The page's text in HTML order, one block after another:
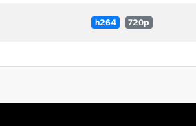
h264 720p